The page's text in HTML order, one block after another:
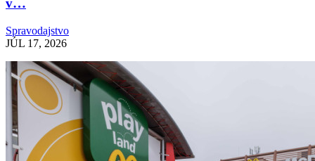
v…
Spravodajstvo
JÚL 17, 2026